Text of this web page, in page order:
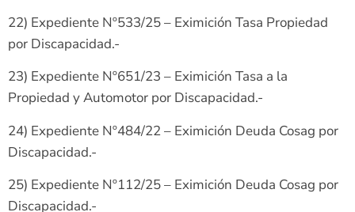
22) Expediente Nº533/25 – Eximición Tasa Propiedad
por Discapacidad.-
23) Expediente Nº651/23 – Eximición Tasa a la
Propiedad y Automotor por Discapacidad.-
24) Expediente Nº484/22 – Eximición Deuda Cosag por
Discapacidad.-
25) Expediente Nº112/25 – Eximición Deuda Cosag por
Discapacidad.-